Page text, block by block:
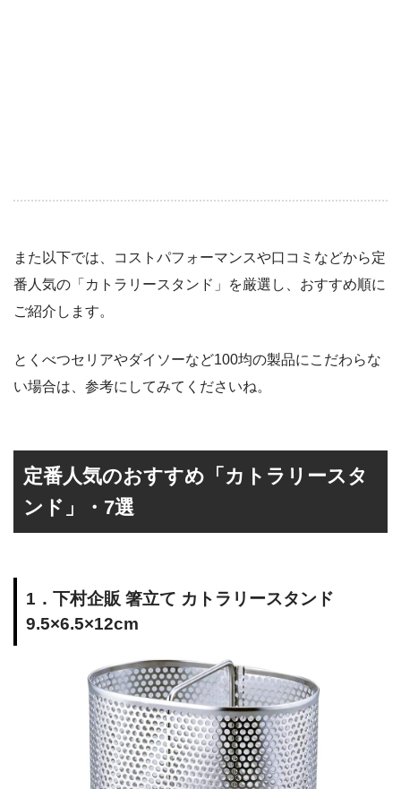
また以下では、コストパフォーマンスや口コミなどから定
番人気の「カトラリースタンド」を厳選し、おすすめ順に
ご紹介します。
とくべつセリアやダイソーなど100均の製品にこだわらな
い場合は、参考にしてみてくださいね。
定番人気のおすすめ「カトラリースタ
ンド」・7選
1．下村企販 箸立て カトラリースタンド
9.5×6.5×12cm